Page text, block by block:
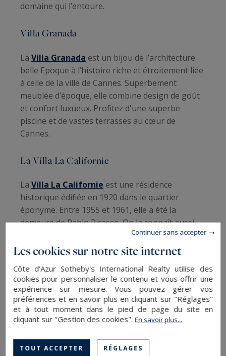
domaine qui l’entoure.
Villa Granada
La Villa Granada est un bijou de l’architecture
belle Epoque à l’histoire riche et étroitement liée
à celle de la ville de Cannes. Superbement
meublée d’époque, elle combine design de goût
et confort luxueux. Profitez d'une superbe
piscine et de vastes terrasses au cœur de
Cannes.
La Villa La Californie
La Villa La Californie est une résidence
historique édifiée en 1920 dans le quartier
éponyme. Entre 1955 et 1961, elle a été la
demeure de Pablo Picasso. On la connaît aussi
sous le nom de Villa Fénelon. Actuellement, elle
est désignée sous le nom de Pavillon de Flore.
piscine scintillante et des intérieurs somptueux.
La Villa Bagatelle
LaVilla Bagatelle, aujourd’hui résidence de
haut standing, est une ancienne propriété
construite en 1928 pour le Duc de la Force. C’est
Les cookies sur notre site internet
Côte d'Azur Sotheby's International Realty utilise des
cookies pour personnaliser le contenu et vous offrir une
expérience sur mesure. Vous pouvez gérer vos
préférences et en savoir plus en cliquant sur "Réglages"
et à tout moment dans le pied de page du site en
cliquant sur "Gestion des cookies".En savoir plus...
TOUT ACCEPTER RÉGLAGES
Continuer sans accepter